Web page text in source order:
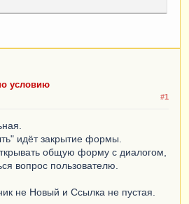
.Да
)
условию
#1
идёт закрытие формы.
общую форму с диалогом,
вопрос пользователю.
не Новый и Ссылка не пустая.